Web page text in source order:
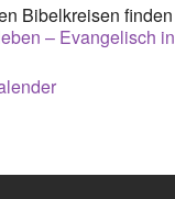
Bibelkreisen
– Evangelisch